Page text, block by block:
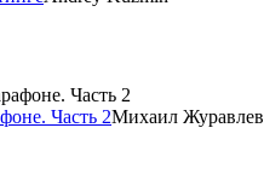
Часть 2Михаил Журавлев